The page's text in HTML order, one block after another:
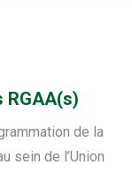
RGAA(s)
de la
sein de l’Union